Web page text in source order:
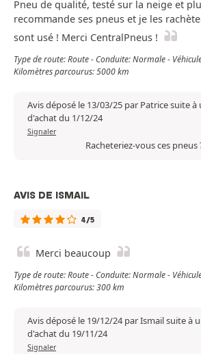
Pneu de qualité, testé sur la neige et
recommande ses pneus et je les
sont usé ! Merci CentralPneus !
Type de route: Route - Conduite: Normale -
Kilomètres parcourus: 5000 km
Avis déposé le 13/03/25 par Patrice suite à
d'achat du 1/12/24
Signaler
Racheteriez-vous ces pneus
AVIS DE ISMAIL
4/5
Merci beaucoup
Type de route: Route - Conduite: Normale -
Kilomètres parcourus: 300 km
Avis déposé le 19/12/24 par Ismail suite à
d'achat du 19/11/24
Signaler